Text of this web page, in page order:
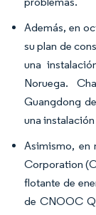
Además, en
su plan de
una
Noruega.
Guangdong
una
Asimismo, en
Corporation
flotante de
de CNOOC